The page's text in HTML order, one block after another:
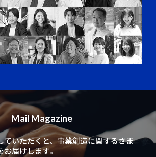
Mail Magazine
いただくと、事業創造に関するさま
お届けします。